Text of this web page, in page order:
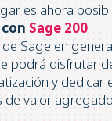
es ahora
Sage 200
Sage en
podrá disfrutar
y dedicar
de valor